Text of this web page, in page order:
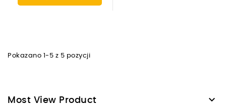
Pokazano 1-5 z 5 pozycji
Most View Product 